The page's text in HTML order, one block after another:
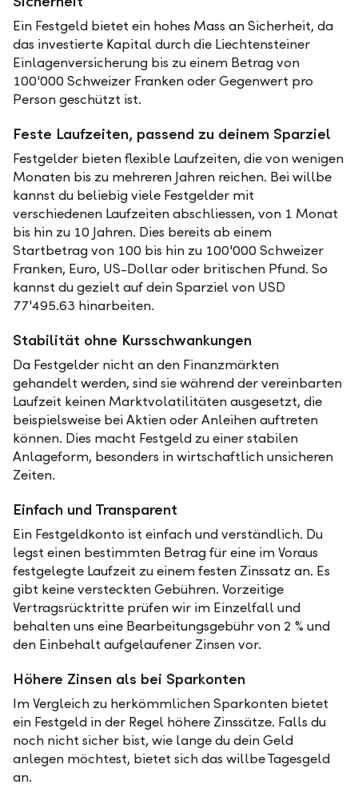
Ein Festgeld bietet ein hohes Mass an Sicherheit, da
das investierte Kapital durch die Liechtensteiner
Einlagenversicherung bis zu einem Betrag von
100'000 Schweizer Franken oder Gegenwert pro
Person geschützt ist.
Feste Laufzeiten, passend zu deinem Sparziel
Festgelder bieten flexible Laufzeiten, die von wenigen
Monaten bis zu mehreren Jahren reichen. Bei willbe
kannst du beliebig viele Festgelder mit
verschiedenen Laufzeiten abschliessen, von 1 Monat
bis hin zu 10 Jahren. Dies bereits ab einem
Startbetrag von 100 bis hin zu 100'000 Schweizer
Franken, Euro, US-Dollar oder britischen Pfund. So
kannst du gezielt auf dein Sparziel von USD
77'495.63 hinarbeiten.
Stabilität ohne Kursschwankungen
Da Festgelder nicht an den Finanzmärkten
gehandelt werden, sind sie während der vereinbarten
Laufzeit keinen Marktvolatilitäten ausgesetzt, die
beispielsweise bei Aktien oder Anleihen auftreten
können. Dies macht Festgeld zu einer stabilen
Anlageform, besonders in wirtschaftlich unsicheren
Zeiten.
Einfach und Transparent
Ein Festgeldkonto ist einfach und verständlich. Du
legst einen bestimmten Betrag für eine im Voraus
festgelegte Laufzeit zu einem festen Zinssatz an. Es
gibt keine versteckten Gebühren. Vorzeitige
Vertragsrücktritte prüfen wir im Einzelfall und
behalten uns eine Bearbeitungsgebühr von 2 % und
den Einbehalt aufgelaufener Zinsen vor.
Höhere Zinsen als bei Sparkonten
Im Vergleich zu herkömmlichen Sparkonten bietet
ein Festgeld in der Regel höhere Zinssätze. Falls du
noch nicht sicher bist, wie lange du dein Geld
anlegen möchtest, bietet sich das willbe Tagesgeld
an.